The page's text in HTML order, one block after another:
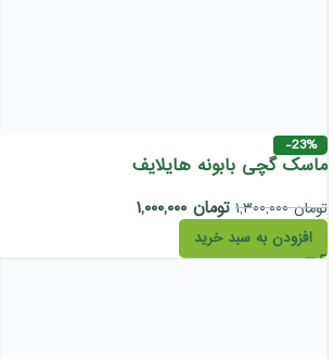
-23%
ماسک گچی بابونه هایلایف
تومان۱,۳۰۰,۰۰۰ تومان
افزودن به سبد خرید